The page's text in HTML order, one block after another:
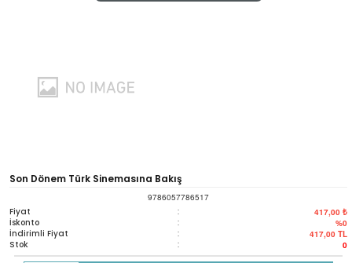
Son Dönem Türk Sinemasına Bakış
9786057786517
Fiyat : 417,00 ₺
İskonto : %0
İndirimli Fiyat : 417,00 TL
Stok : 0